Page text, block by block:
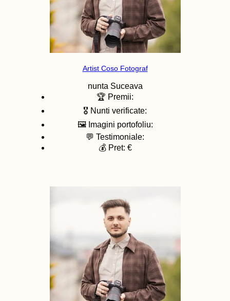
Artist Coso Fotograf
nunta Suceava
🏆 Premii:
🎖️ Nunti verificate:
🖼️ Imagini portofoliu:
💬 Testimoniale:
💰 Pret: €